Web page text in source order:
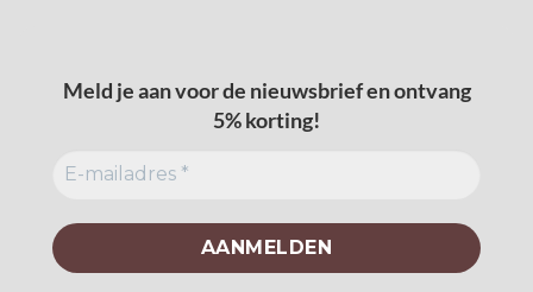
Meld je aan voor de nieuwsbrief en ontvang
5% korting!